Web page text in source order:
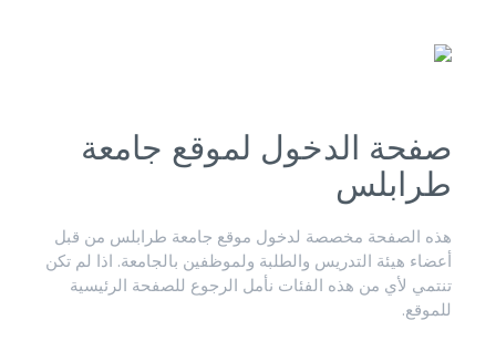
صفحة الدخول لموقع جامعة
طرابلس
هذه الصفحة مخصصة لدخول موقع جامعة طرابلس من قبل
أعضاء هيئة التدريس والطلبة ولموظفين بالجامعة. اذا لم تكن
تنتمي لأي من هذه الفئات نأمل الرجوع للصفحة الرئيسية
للموقع.